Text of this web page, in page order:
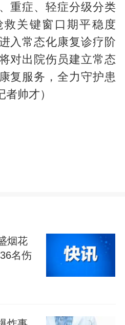
重症、轻症分级分类
关键窗口期平稳度
入常态化康复诊疗阶
对出院伤员建立常态
复服务，全力守护患
帅才）
烟花
名伤